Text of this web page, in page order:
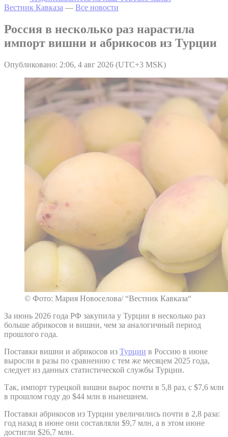
Вестник Кавказа — Все новости
Россия в несколько раз нарастила
импорт вишни и абрикосов из Турции
Опубликовано: 2:06, 4 авг 2026 (UTC+3 MSK)
© Фото: Мария Новоселова/ “Вестник Кавказа“
За июнь 2026 года РФ закупила у Турции в несколько раз
больше абрикосов и вишни, чем за аналогичный период
прошлого года.
Поставки вишни и абрикосов из Турции в Россию в июне
выросли в разы по сравнению с тем же месяцем 2025 года,
следует из данных статистической службы Турции.
Так, импорт турецкой вишни вырос почти в 5,8 раз, с $7,6 млн
в прошлом году до $44 млн в нынешнем.
Поставки абрикосов из Турции увеличились почти в 2,8 раза:
год назад в июне они составляли $9,7 млн, а в этом июне
достигли $26,7 млн.